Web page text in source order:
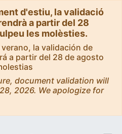
d'estiu, la validació
a partir del 28
les molèsties.
la validación de
a partir del 28 de agosto
document validation will
2026. We apologize for